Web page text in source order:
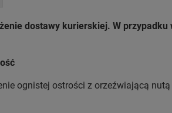
dostawy kurierskiej. W
ognistej ostrości z orzeźwiającą